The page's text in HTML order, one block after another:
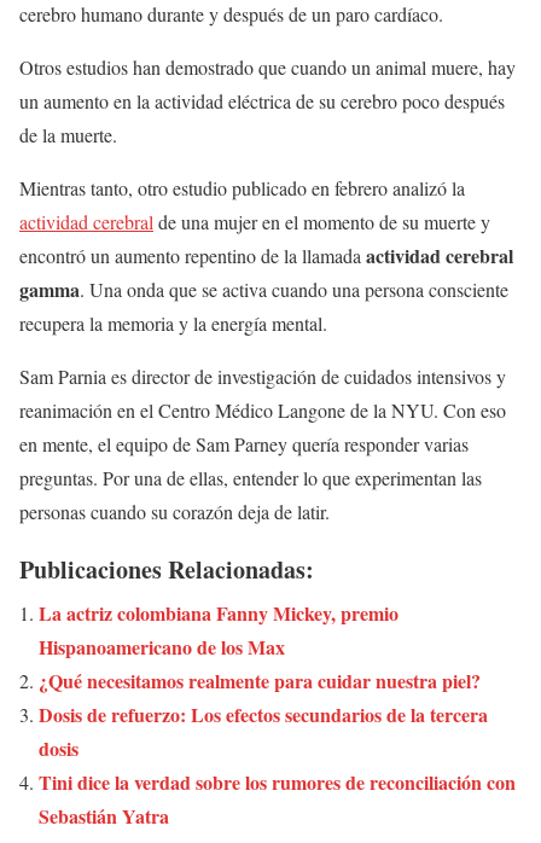
cerebro humano durante y después de un paro cardíaco.
Otros estudios han demostrado que cuando un animal muere, hay
un aumento en la actividad eléctrica de su cerebro poco después
de la muerte.
Mientras tanto, otro estudio publicado en febrero analizó la
actividad cerebral de una mujer en el momento de su muerte y
encontró un aumento repentino de la llamada actividad cerebral
gamma. Una onda que se activa cuando una persona consciente
recupera la memoria y la energía mental.
Sam Parnia es director de investigación de cuidados intensivos y
reanimación en el Centro Médico Langone de la NYU. Con eso
en mente, el equipo de Sam Parney quería responder varias
preguntas. Por una de ellas, entender lo que experimentan las
personas cuando su corazón deja de latir.
Publicaciones Relacionadas:
La actriz colombiana Fanny Mickey, premio
Hispanoamericano de los Max
¿Qué necesitamos realmente para cuidar nuestra piel?
Dosis de refuerzo: Los efectos secundarios de la tercera
dosis
Tini dice la verdad sobre los rumores de reconciliación con
Sebastián Yatra